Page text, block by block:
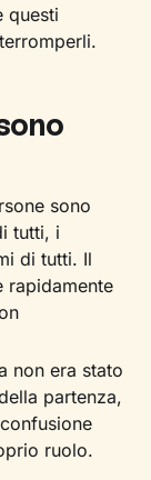
questi
sono
tutti, i
di tutti. Il
rapidamente
non era stato
partenza,
ruolo.